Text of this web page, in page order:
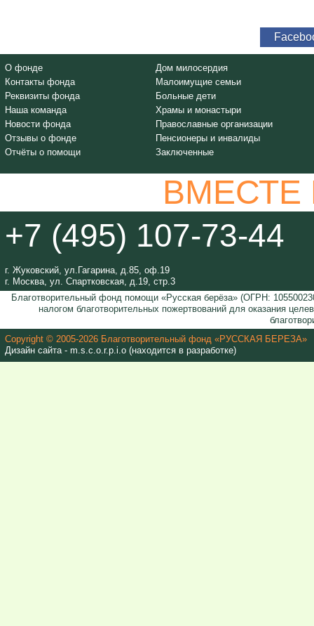
О фонде
Контакты фонда
Реквизиты фонда
Наша команда
Новости фонда
Отзывы о фонде
Отчёты о помощи
Дом милосердия
Малоимущие семьи
Больные дети
Храмы и монастыри
Православные организации
Пенсионеры и инвалиды
Заключенные
+7 (495) 107-73-44
г. Жуковский, ул.Гагарина, д.85, оф.19
г. Москва, ул. Спартковская, д.19, стр.3
Благотворительный фонд помощи «Русская берёза» (ОГРН:
налогом благотворительных пожертвований для оказания
Copyright © 2005-2026 Благотворительный фонд «РУССКАЯ БЕРЕЗА»
Дизайн сайта - m.s.c.o.r.p.i.o (находится в разработке)